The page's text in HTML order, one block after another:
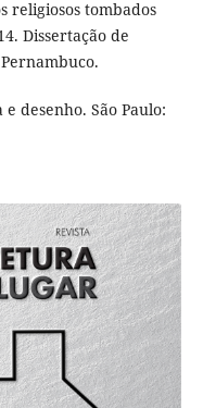
religiosos tombados
Dissertação de
desenho. São Paulo: